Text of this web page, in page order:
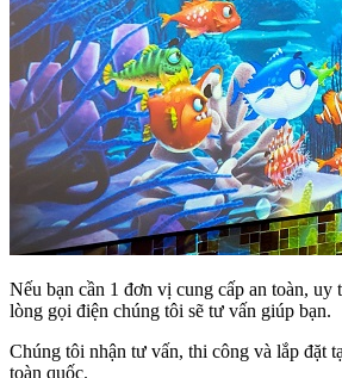
Nếu bạn cần 1 đơn vị cung cấp an toàn, uy
lòng gọi điện chúng tôi sẽ tư vấn giúp bạn.
Chúng tôi nhận tư vấn, thi công và lắp đặt
toàn quốc.